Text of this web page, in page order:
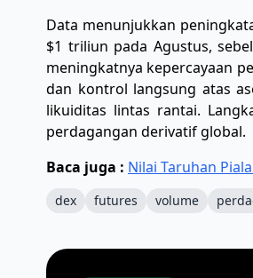
Data menunjukkan
$1 triliun pada Agustus,
meningkatnya kepercayaan
dan kontrol langsung atas
likuiditas lintas rantai.
perdagangan derivatif global.
Baca juga : Nilai Taruhan
dex futures volume